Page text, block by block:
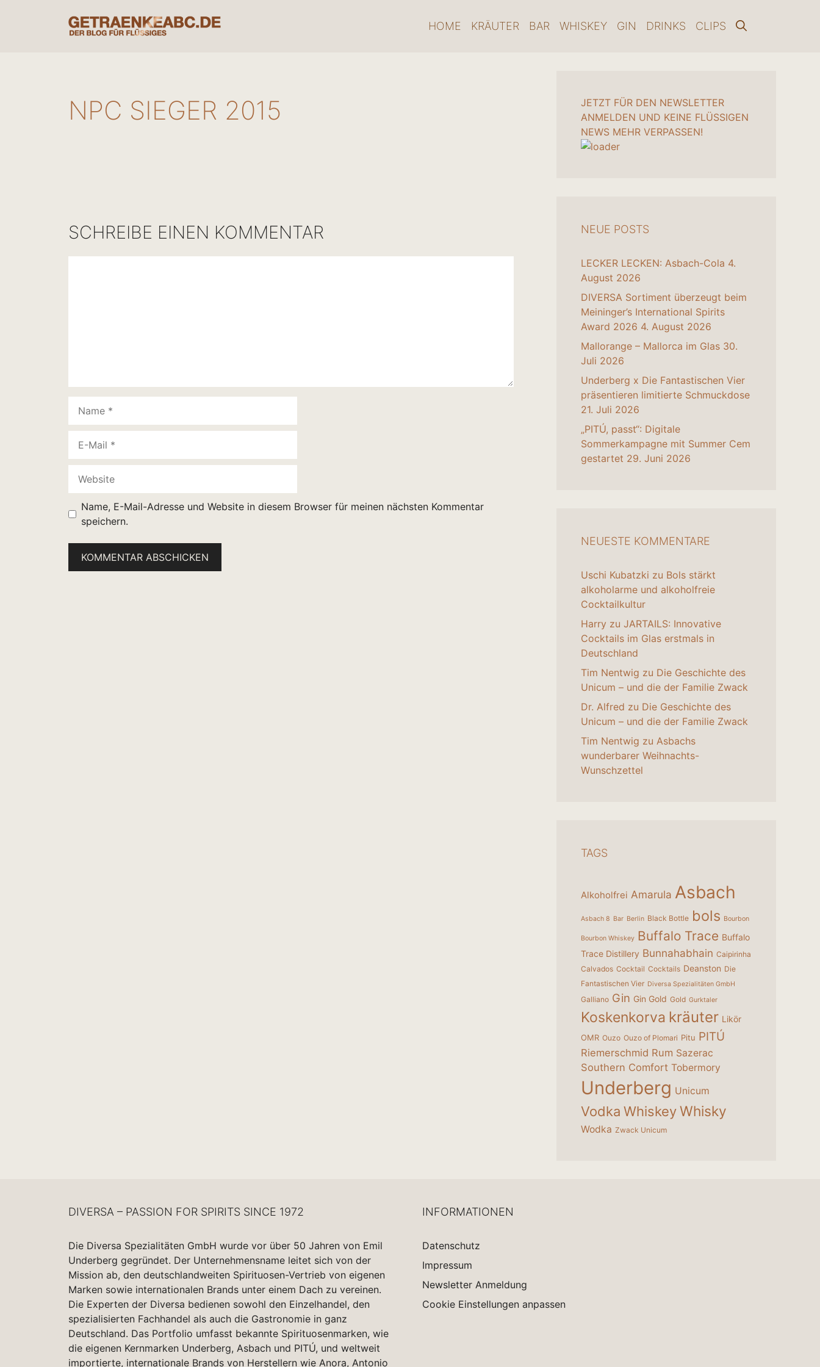
HOME KRÄUTER BAR WHISKEY GIN DRINKS CLIPS
NPC SIEGER 2015
SCHREIBE EINEN KOMMENTAR
Mail
Name, E-Mail-Adresse und Website in diesem Browser für meinen nächsten Kommentar
speichern.
JETZT FÜR DEN NEWSLETTER
ANMELDEN UND KEINE FLÜSSIGEN
NEWS MEHR VERPASSEN!
NEUE POSTS
LECKER LECKEN: Asbach-Cola 4.
August 2026
DIVERSA Sortiment überzeugt beim
Meininger’s International Spirits
Award 2026 4. August 2026
Mallorange – Mallorca im Glas 30.
Juli 2026
Underberg x Die Fantastischen Vier
präsentieren limitierte Schmuckdose
21. Juli 2026
„PITÚ, passt“: Digitale
Sommerkampagne mit Summer Cem
gestartet 29. Juni 2026
NEUESTE KOMMENTARE
Uschi Kubatzki zu Bols stärkt
alkoholarme und alkoholfreie
Cocktailkultur
Harry zu JARTAILS: Innovative
Cocktails im Glas erstmals in
Deutschland
Tim Nentwig zu Die Geschichte des
Unicum – und die der Familie Zwack
Dr. Alfred zu Die Geschichte des
Unicum – und die der Familie Zwack
Tim Nentwig zu Asbachs
wunderbarer Weihnachts-
Wunschzettel
TAGS
Alkoholfrei Amarula Asbach
Asbach 8 Bar Berlin Black Bottle bols Bourbon
Bourbon Whiskey Buffalo Trace Buffalo
Trace Distillery Bunnahabhain Caipirinha
Calvados Cocktail Cocktails Deanston Die
Fantastischen Vier Diversa Spezialitäten GmbH
Galliano Gin Gin Gold Gold Gurktaler
Koskenkorva kräuter Likör
OMR Ouzo Ouzo of Plomari Pitu PITÚ
Riemerschmid Rum Sazerac
Southern Comfort Tobermory
Underberg Unicum
Vodka WhiskeyWhisky
Wodka Zwack Unicum
DIVERSA – PASSION FOR SPIRITS SINCE 1972
Die Diversa Spezialitäten GmbH wurde vor über 50 Jahren von Emil
Underberg gegründet. Der Unternehmensname leitet sich von der
Mission ab, den deutschlandweiten Spirituosen-Vertrieb von eigenen
Marken sowie internationalen Brands unter einem Dach zu vereinen.
Die Experten der Diversa bedienen sowohl den Einzelhandel, den
spezialisierten Fachhandel als auch die Gastronomie in ganz
Deutschland. Das Portfolio umfasst bekannte Spirituosenmarken, wie
die eigenen Kernmarken Underberg, Asbach und PITÚ, und weltweit
importierte, internationale Brands von Herstellern wie Anora, Antonio
INFORMATIONEN
Datenschutz
Impressum
Newsletter Anmeldung
Cookie Einstellungen anpassen